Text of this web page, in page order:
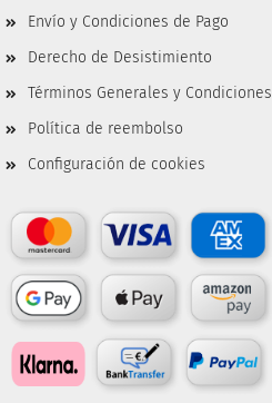
Envío y Condiciones de Pago
Derecho de Desistimiento
Términos Generales y Condiciones
Política de reembolso
Configuración de cookies